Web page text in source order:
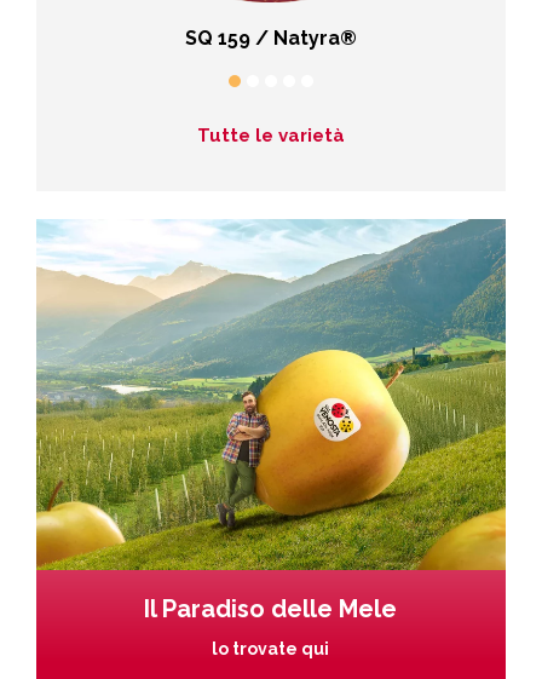
SQ 159 / Natyra®
Tutte le varietà
Il Paradiso delle Mele
lo trovate qui